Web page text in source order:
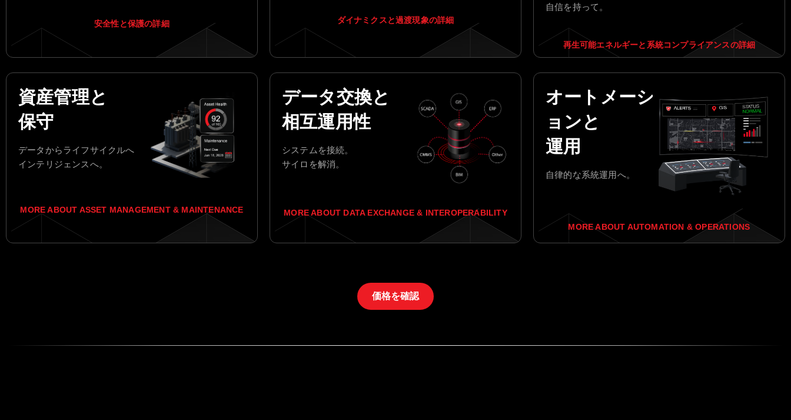
安全性と保護の詳細 ダイナミクスと過渡現象の詳細
自信を持って。
再生可能エネルギーと系統コンプライアンスの詳細
資産管理と
保守
データからライフサイクルへ
インテリジェンスへ。
MORE ABOUT ASSET MANAGEMENT & MAINTENANCE
データ交換と
相互運用性
システムを接続。
サイロを解消。
MORE ABOUT DATA EXCHANGE & INTEROPERABILITY
オートメーシ
ョンと
運用
自律的な系統運用へ。
MORE ABOUT AUTOMATION & OPERATIONS
価格を確認